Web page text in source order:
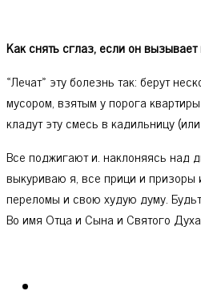
Как снять сглаз, если он
«Лечат» эту болезнь так: берут
мусором, взятым у порога
кладут эту смесь в кадильницу
Все поджигают и. наклоняясь над
выкуриваю я, все прици и
переломы и свою худую думу.
Во имя Отца и Сына и Святого